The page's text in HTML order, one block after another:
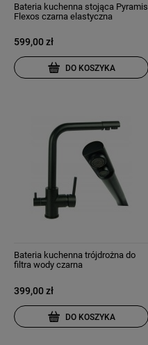
Bateria kuchenna stojąca Pyramis
Flexos czarna elastyczna
599,00 zł
DO KOSZYKA
Bateria kuchenna trójdrożna do
filtra wody czarna
399,00 zł
DO KOSZYKA